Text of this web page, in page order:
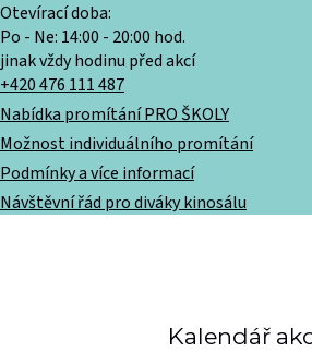
Otevírací doba:
Po - Ne: 14:00 - 20:00 hod.
jinak vždy hodinu před akcí
+420 476 111 487
Nabídka promítání PRO ŠKOLY
Možnost individuálního promítání
Podmínky a více informací
Návštěvní řád pro diváky kinosálu
Kalendář